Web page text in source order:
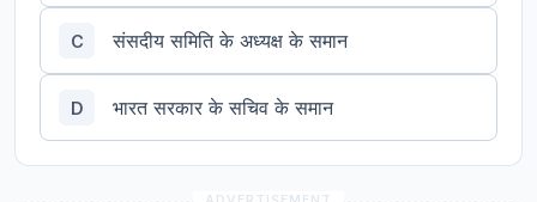
C संसदीय समिति के अध्यक्ष के समान
D भारत सरकार के सचिव के समान